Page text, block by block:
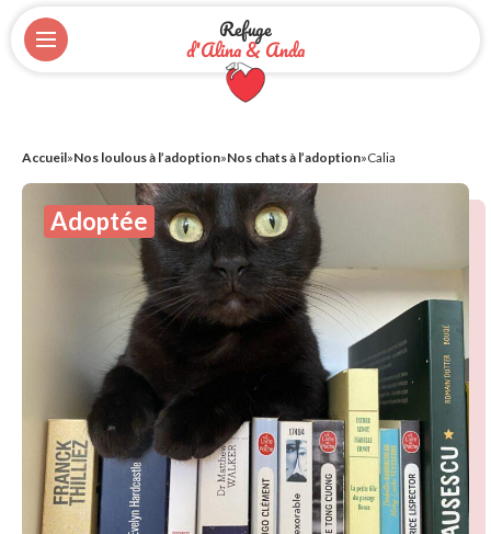
Refuge
d'Alina & Anda
Accueil»Nos loulous à l’adoption»Nos chats à l’adoption»Calia
Adoptée